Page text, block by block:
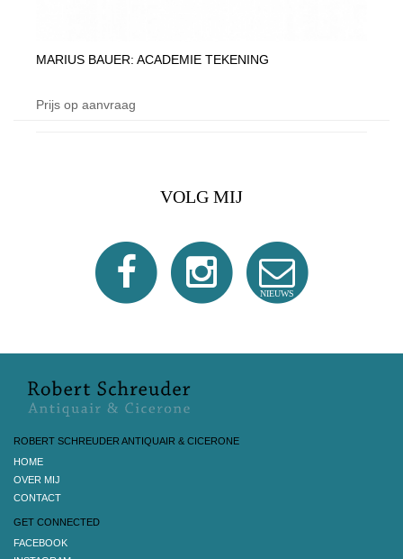
MARIUS BAUER: ACADEMIE TEKENING
Prijs op aanvraag
VOLG MIJ
NIEUWS
ROBERT SCHREUDER ANTIQUAIR & CICERONE
HOME
OVER MIJ
CONTACT
GET CONNECTED
FACEBOOK